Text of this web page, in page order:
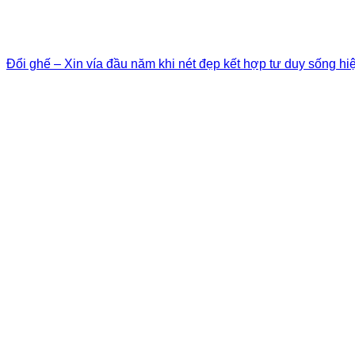
Đổi ghế – Xin vía đầu năm khi nét đẹp kết hợp tư duy sống